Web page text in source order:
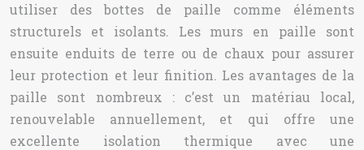
utiliser des bottes de paille comme éléments
structurels et isolants. Les murs en paille sont
ensuite enduits de terre ou de chaux pour assurer
leur protection et leur finition. Les avantages de la
paille sont nombreux : c’est un matériau local,
renouvelable annuellement, et qui offre une
excellente isolation thermique avec une